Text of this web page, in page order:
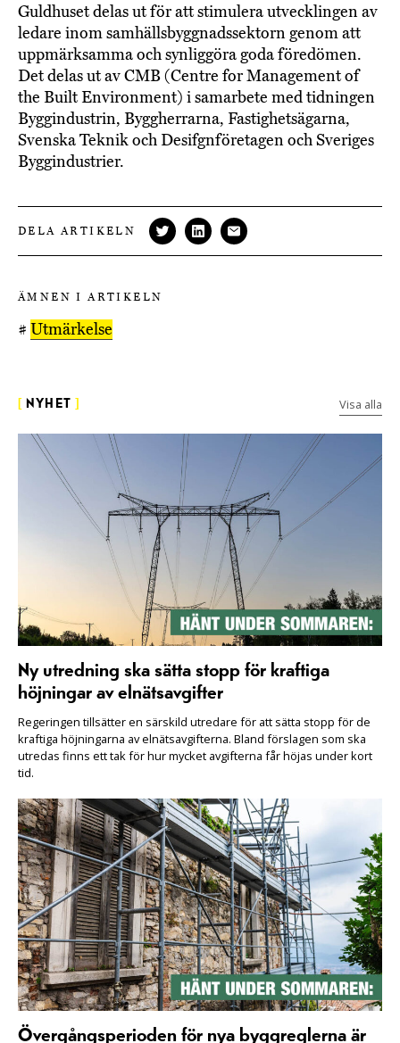
Guldhuset delas ut för att stimulera utvecklingen av
ledare inom samhällsbyggnadssektorn genom att
uppmärksamma och synliggöra goda föredömen.
Det delas ut av CMB (Centre for Management of
the Built Environment) i samarbete med tidningen
Byggindustrin, Byggherrarna, Fastighetsägarna,
Svenska Teknik och Desifgnföretagen och Sveriges
Byggindustrier.
DELA ARTIKELN
ÄMNEN I ARTIKELN
# Utmärkelse
NYHET Visa alla
Ny utredning ska sätta stopp för kraftiga
höjningar av elnätsavgifter
Regeringen tillsätter en särskild utredare för att sätta stopp för de
kraftiga höjningarna av elnätsavgifterna. Bland förslagen som ska
utredas finns ett tak för hur mycket avgifterna får höjas under kort
tid.
Övergångsperioden för nya byggreglerna är